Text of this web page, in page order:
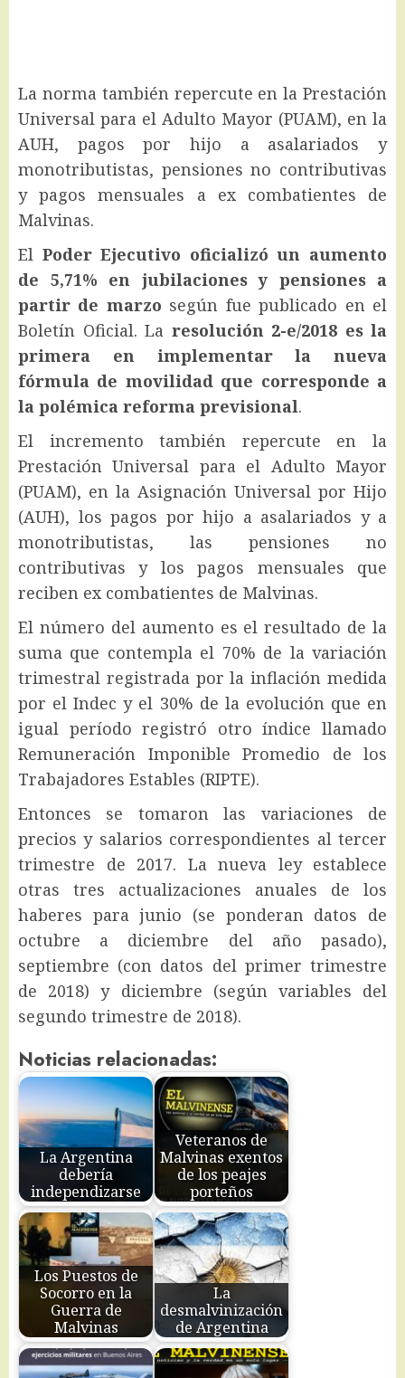
La norma también repercute en la Prestación
Universal para el Adulto Mayor (PUAM), en la
AUH, pagos por hijo a asalariados y
monotributistas, pensiones no contributivas
y pagos mensuales a ex combatientes de
Malvinas.
El Poder Ejecutivo oficializó un aumento
de 5,71% en jubilaciones y pensiones a
partir de marzo según fue publicado en el
Boletín Oficial. La resolución 2-e/2018 es la
primera en implementar la nueva
fórmula de movilidad que corresponde a
la polémica reforma previsional.
El incremento también repercute en la
Prestación Universal para el Adulto Mayor
(PUAM), en la Asignación Universal por Hijo
(AUH), los pagos por hijo a asalariados y a
monotributistas, las pensiones no
contributivas y los pagos mensuales que
reciben ex combatientes de Malvinas.
El número del aumento es el resultado de la
suma que contempla el 70% de la variación
trimestral registrada por la inflación medida
por el Indec y el 30% de la evolución que en
igual período registró otro índice llamado
Remuneración Imponible Promedio de los
Trabajadores Estables (RIPTE).
Entonces se tomaron las variaciones de
precios y salarios correspondientes al tercer
trimestre de 2017. La nueva ley establece
otras tres actualizaciones anuales de los
haberes para junio (se ponderan datos de
octubre a diciembre del año pasado),
septiembre (con datos del primer trimestre
de 2018) y diciembre (según variables del
segundo trimestre de 2018).
Noticias relacionadas:
La Argentina
debería
independizarse
Veteranos de
Malvinas exentos
de los peajes
porteños
Los Puestos de
Socorro en la
Guerra de
Malvinas
La
desmalvinización
de Argentina